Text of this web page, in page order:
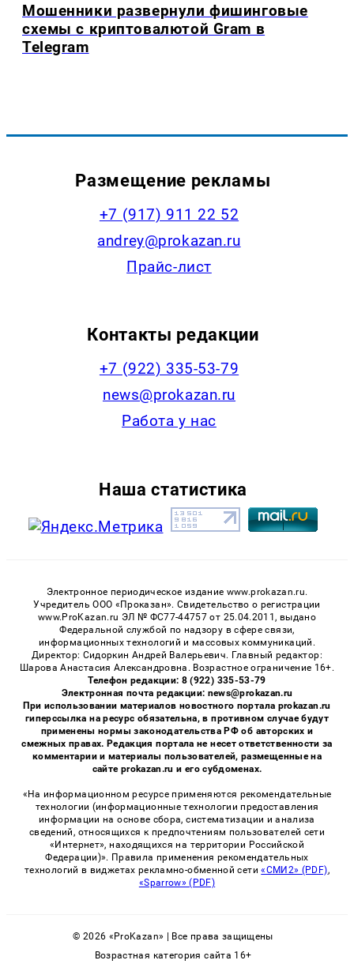
Мошенники развернули фишинговые
схемы с криптовалютой Gram в
Telegram
Размещение рекламы
+7 (917) 911 22 52
andrey@prokazan.ru
Прайс-лист
Контакты редакции
+7 (922) 335-53-79
news@prokazan.ru
Работа у нас
Наша статистика
Электронное периодическое издание www.prokazan.ru.
Учредитель ООО «Проказан». Cвидетельство о регистрации
www.ProKazan.ru ЭЛ № ФС77-44757 от 25.04.2011, выдано
Федеральной службой по надзору в сфере связи,
информационных технологий и массовых коммуникаций.
Директор: Сидоркин Андрей Валерьевич. Главный редактор:
Шарова Анастасия Александровна. Возрастное ограничение 16+.
Телефон редакции: 8 (922) 335-53-79
Электронная почта редакции: news@prokazan.ru
При использовании материалов новостного портала prokazan.ru
гиперссылка на ресурс обязательна, в противном случае будут
применены нормы законодательства РФ об авторских и
смежных правах. Редакция портала не несет ответственности за
комментарии и материалы пользователей, размещенные на
сайте prokazan.ru и его субдоменах.
«На информационном ресурсе применяются рекомендательные
технологии (информационные технологии предоставления
информации на основе сбора, систематизации и анализа
сведений, относящихся к предпочтениям пользователей сети
«Интернет», находящихся на территории Российской
Федерации)». Правила применения рекомендательных
технологий в виджетах рекламно-обменной сети«СМИ2» (PDF),
«Sparrow» (PDF)
© 2026 «ProKazan» | Все права защищены
Возрастная категория сайта 16+